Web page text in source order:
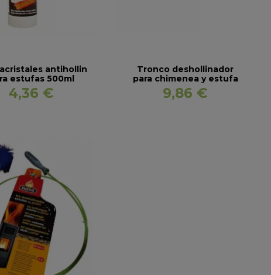
antihollin
estufas 500ml
4,36 €
Tronco deshollinador
para chimenea y estufa
de leña
9,86 €